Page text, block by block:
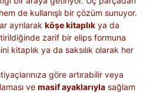
de kullanışlı bir çözüm sunuyor.
ayrılarak köşe kitaplık ya da
zarif bir elips formuna
kitaplık ya da saksılık olarak her
göre artırabilir veya
ve masif ayaklarıyla sağlam